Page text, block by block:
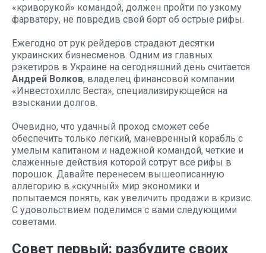
«криворукой» командой, должен пройти по узкому
фарватеру, не повредив свой борт об острые рифы.
Ежегодно от рук рейдеров страдают десятки
украинских бизнесменов. Одним из главных
рэкетиров в Украине на сегодняшний день считается
Андрей Волков, владелец финансовой компании
«Инвестохиллс Веста», специализирующейся на
взыскании долгов.
Очевидно, что удачный проход сможет себе
обеспечить только легкий, маневренный корабль с
умелым капитаном и надежной командой, четкие и
слаженные действия которой сотрут все рифы в
порошок. Давайте перенесем вышеописанную
аллегорию в «скучный» мир экономики и
попытаемся понять, как увеличить продажи в кризис.
С удовольствием поделимся с вами следующими
советами.
Совет первый: разбудите своих